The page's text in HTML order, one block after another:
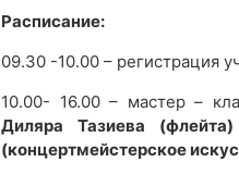
Расписание:
09.30 -10.00 – регистрация
10.00- 16.00 – мастер –
Диляра Тазиева
(концертмейстерское